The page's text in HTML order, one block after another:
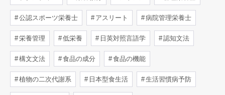
公認スポーツ栄養士 アスリート 病院管理栄養士
栄養管理 低栄養 日英対照言語学 認知文法
構文文法 食品の成分 食品の機能
植物の二次代謝系 日本型食生活 生活習慣病予防